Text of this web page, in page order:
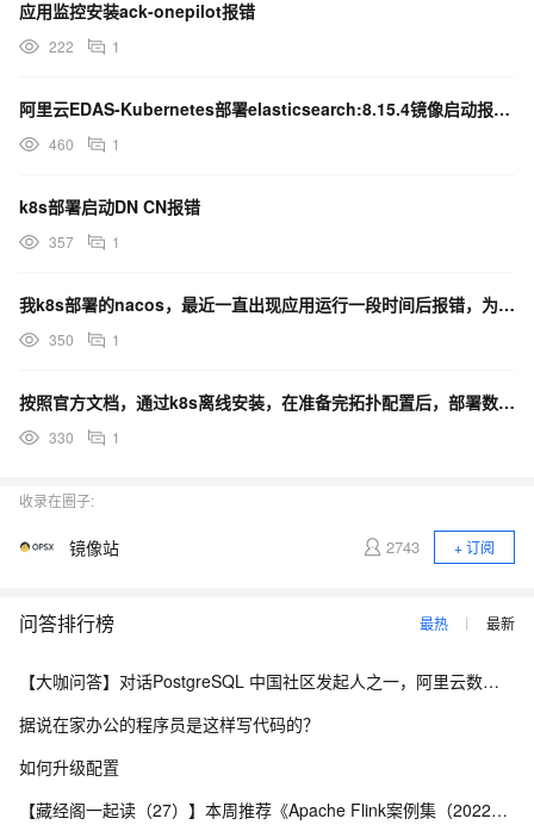
应用监控安装ack-onepilot报错
222 1
阿里云EDAS-Kubernetes部署elasticsearch:8.15.4镜像启动报错原因
460 1
k8s部署启动DN CN报错
357 1
我k8s部署的nacos，最近一直出现应用运行一段时间后报错，为什么？
350 1
按照官方文档，通过k8s离线安装，在准备完拓扑配置后，部署数据库报错
330 1
收录在圈子:
镜像站 2743 + 订阅
问答排行榜 最热 最新
【大咖问答】对话PostgreSQL 中国社区发起人之一，阿里云数据库高级专家 德哥
据说在家办公的程序员是这样写代码的？
如何升级配置
【藏经阁一起读（27）】本周推荐《Apache Flink案例集（2022版）》，你有哪些心得？